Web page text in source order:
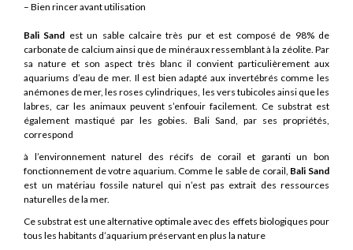
– Bien rincer avant utilisation
Bali Sand est un sable calcaire très pur et est composé de 98% de
carbonate de calcium ainsi que de minéraux ressemblant à la zéolite. Par
sa nature et son aspect très blanc il convient particulièrement aux
aquariums d’eau de mer. Il est bien adapté aux invertébrés comme les
anémones de mer, les roses cylindriques, les vers tubicoles ainsi que les
labres, car les animaux peuvent s’enfouir facilement. Ce substrat est
également mastiqué par les gobies. Bali Sand, par ses propriétés,
correspond
à l’environnement naturel des récifs de corail et garanti un bon
fonctionnement de votre aquarium. Comme le sable de corail, Bali Sand
est un matériau fossile naturel qui n’est pas extrait des ressources
naturelles de la mer.
Ce substrat est une alternative optimale avec des effets biologiques pour
tous les habitants d’aquarium préservant en plus la nature